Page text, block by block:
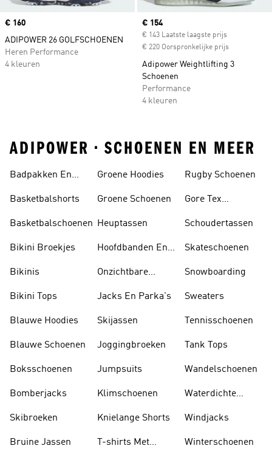
Price
€ 160
ADIPOWER 26 GOLFSCHOENEN
Heren Performance
4 kleuren
Current price
€ 154
€ 143 Laatste laagste prijs
€ 220 Oorspronkelijke prijs
Adipower Weightlifting 3
Schoenen
Performance
4 kleuren
ADIPOWER • SCHOENEN EN MEER
Badpakken En
Basketbalshorts
Basketbalschoenen
Bikini Broekjes
Bikinis
Bikini Tops
Blauwe Hoodies
Blauwe Schoenen
Boksschoenen
Bomberjacks
Skibroeken
Bruine Jassen
Groene Hoodies
Groene Schoenen
Heuptassen
Hoofdbanden En
Onzichtbare
Jacks En Parka's
Skijassen
Joggingbroeken
Jumpsuits
Klimschoenen
Knielange Shorts
T-shirts Met
Rugby Schoenen
Gore Tex
Schoudertassen
Skateschoenen
Snowboarding
Sweaters
Tennisschoenen
Tank Tops
Wandelschoenen
Waterdichte
Windjacks
Winterschoenen